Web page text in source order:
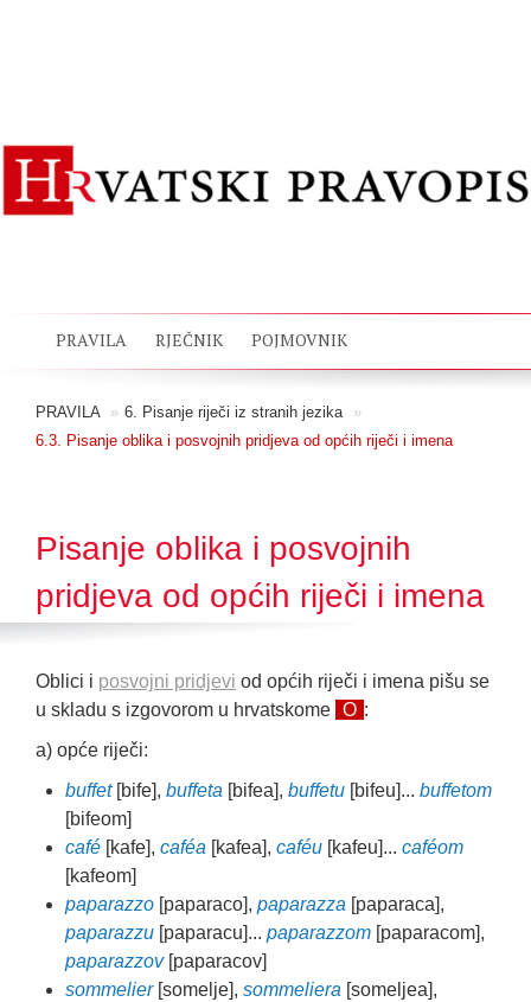
PRAVILA RJEČNIK POJMOVNIK
PRAVILA » 6. Pisanje riječi iz stranih jezika
»
6.3. Pisanje oblika i posvojnih pridjeva od općih riječi i imena
Pisanje oblika i posvojnih
pridjeva od općih riječi i imena
Oblici i posvojni pridjevi od općih riječi i imena pišu se
u skladu s izgovorom u hrvatskome O :
a) opće riječi:
buffet [bife], buffeta [bifea], buffetu [bifeu]... buffetom
[bifeom]
café [kafe], caféa [kafea], caféu [kafeu]... caféom
[kafeom]
paparazzo [paparaco], paparazza [paparaca],
paparazzu [paparacu]... paparazzom [paparacom],
paparazzov [paparacov]
sommelier [somelje], sommeliera [someljea],